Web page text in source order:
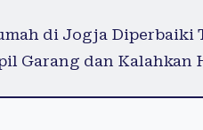
di Jogja Diperbaiki
Garang dan Kalahkan